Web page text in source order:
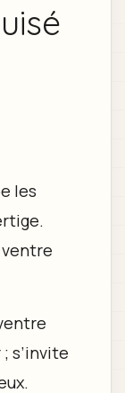
les
ventre
s’invite